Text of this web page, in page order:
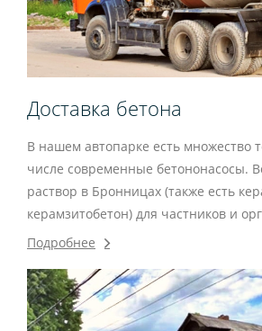
Доставка бетона
В нашем автопарке есть множество
числе современные бетононасосы.
раствор в Бронницах (также есть
керамзитобетон) для частников и
Подробнее